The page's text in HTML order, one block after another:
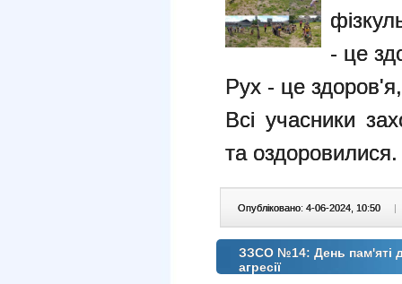
- це
Рух - це
Всі учасники
та оздоровилися.
Опубліковано: 4-06-2024, 10:50 |
ЗЗСО №14: День пам'яті
агресії